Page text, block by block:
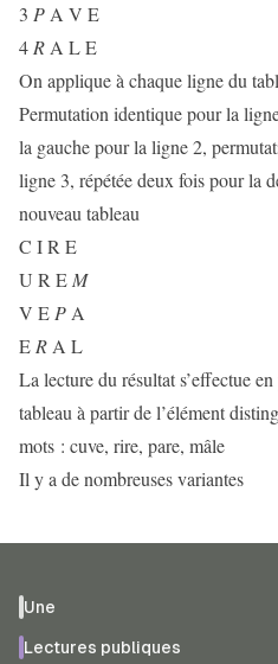
3 P A V E
4 R A L E
On applique à chaque ligne du
Permutation identique pour la
la gauche pour la ligne 2,
ligne 3, répétée deux fois pour la
nouveau tableau
C I R E
U R E M
V E P A
E R A L
La lecture du résultat s’effectue
tableau à partir de l’élément
mots : cuve, rire, pare, mâle
Il y a de nombreuses variantes
Une
Lectures publiques